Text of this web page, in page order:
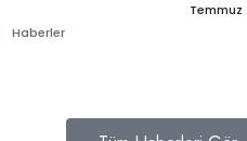
Haberler
Temmuz